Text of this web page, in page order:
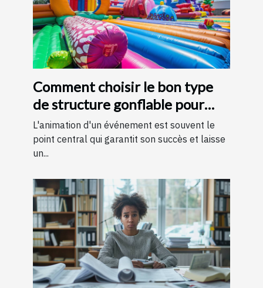
Comment choisir le bon type
de structure gonflable pour
votre événement
L'animation d'un événement est souvent le
point central qui garantit son succès et laisse
un...